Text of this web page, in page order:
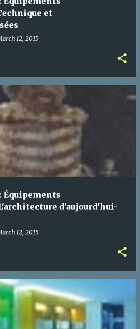
et
12, 2015
Équipements
d'aujourd'hui-
12, 2015